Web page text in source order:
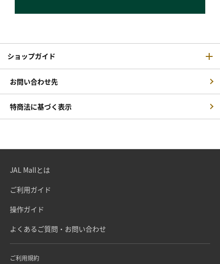
ショップガイド
お問い合わせ先
特商法に基づく表示
JAL Mallとは
ご利用ガイド
操作ガイド
よくあるご質問・お問い合わせ
ご利用規約